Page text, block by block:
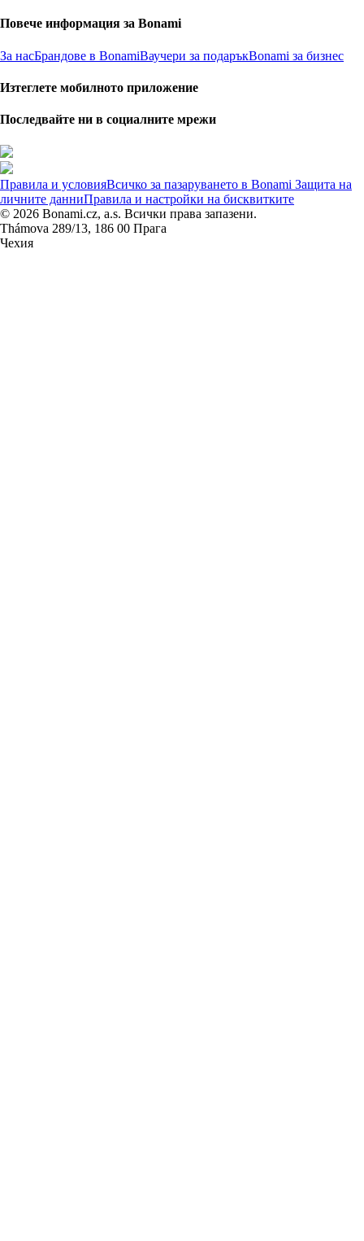
Повече информация за Bonami
За насБрандове в BonamiВаучери за подаръкBonami за бизнес
Изтеглете мобилното приложение
Последвайте ни в социалните мрежи
Правила и условияВсичко за пазаруването в Bonami Защита на
личните данниПравила и настройки на бисквитките
© 2026 Bonami.cz, a.s. Всички права запазени.
Thámova 289/13, 186 00 Прага
Чехия